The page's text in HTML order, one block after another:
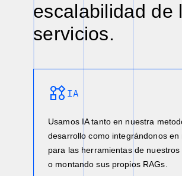
IA
Usamos IA tanto en nuestra
desarrollo como integrándonos en
para las herramientas de nuestros
o montando sus propios RAGs.
escalabilidad de
servicios.